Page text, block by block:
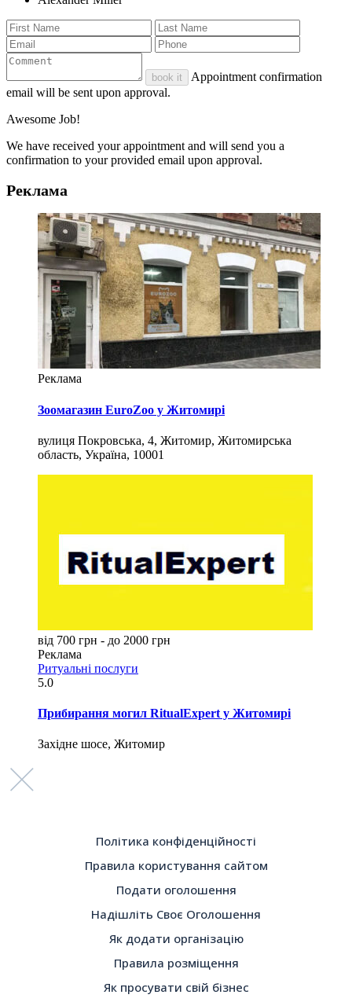
book it
Appointment confirmation
email will be sent upon approval.
Awesome Job!
We have received your appointment and will send you a
confirmation to your provided email upon approval.
Реклама
Реклама
Зоомагазин EuroZoo у Житомирі
вулиця Покровська, 4, Житомир, Житомирська
область, Україна, 10001
від 700 грн - до 2000 грн
Реклама
Ритуальні послуги
5.0
Прибирання могил RitualExpert у Житомирі
Західне шосе, Житомир
Політика конфіденційності
Правила користування сайтом
Подати оголошення
Надішліть Своє Оголошення
Як додати організацію
Правила розміщення
Як просувати свій бізнес